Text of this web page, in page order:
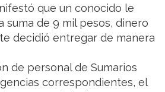
que un conocido le
suma de 9 mil pesos, dinero
decidió entregar de manera
de personal de Sumarios
correspondientes, el